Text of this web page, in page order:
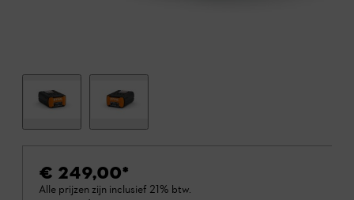
€ 249,00*
Alle prijzen zijn inclusief 21% btw.